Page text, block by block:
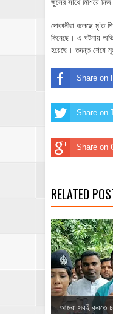
জুসের সাথে মিশিয়ে
দোকানীরা বলেছে মৃ’ত
কিনেছে। এ ঘটনায়
হয়েছে। তদন্ত শেষে
Share on
Share on
Share on
RELATED
আমরা সবই করতে